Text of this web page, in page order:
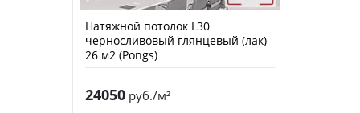
Натяжной потолок L30
черносливовый глянцевый (лак)
26 м2 (Pongs)
24050руб./м²